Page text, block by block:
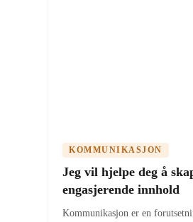
KOMMUNIKASJON
Jeg vil hjelpe deg å
engasjerende innhold
Kommunikasjon er en